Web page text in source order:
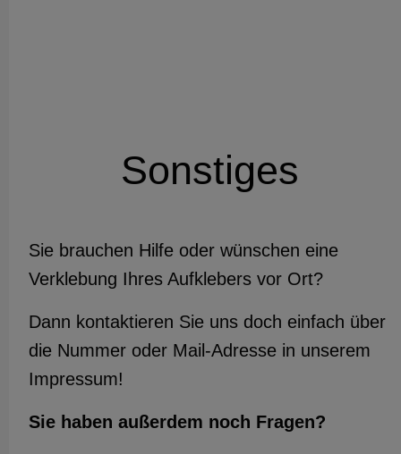
Sonstiges
Sie brauchen Hilfe oder wünschen eine
Verklebung Ihres Aufklebers vor Ort?
Dann kontaktieren Sie uns doch einfach über
die Nummer oder Mail-Adresse in unserem
Impressum!
Sie haben außerdem noch Fragen?